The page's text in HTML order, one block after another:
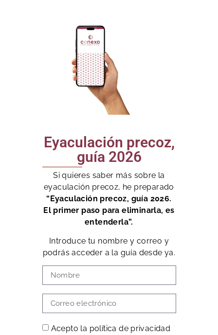
Eyaculación precoz,
guía 2026
Si quieres saber más sobre la
eyaculación precoz, he preparado
“Eyaculación precoz, guía 2026.
El primer paso para eliminarla, es
entenderla”.
Introduce tu nombre y correo y
podrás acceder a la guía desde ya.
Acepto la política de privacidad